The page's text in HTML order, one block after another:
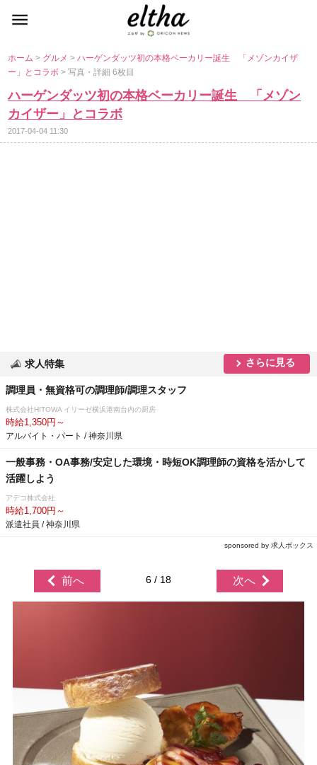
ホーム> グルメ>ハーゲンダッツ初の本格ベーカリー誕生 「メゾンカイザ
ー」とコラボ> 写真・詳細 6枚目
ハーゲンダッツ初の本格ベーカリー誕生 「メゾン
カイザー」とコラボ
2017-04-04 11:30
求人特集 さらに見る
調理員・無資格可の調理師/調理スタッフ
株式会社HITOWA イリーゼ横浜港南台内の厨房
時給1,350円～
アルバイト・パート / 神奈川県
一般事務・OA事務/安定した環境・時短OK調理師の資格を活かして
活躍しよう
アデコ株式会社
時給1,700円～
派遣社員 / 神奈川県
sponsored by 求人ボックス
前へ 6 / 18 次へ